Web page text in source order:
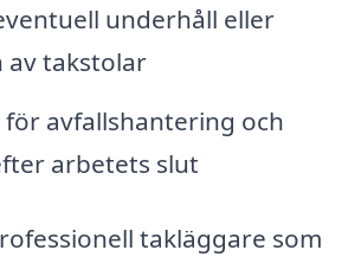
underhåll eller
takstolar
för avfallshantering och
arbetets slut
takläggare som